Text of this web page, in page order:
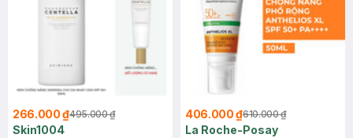
266.000 ₫495.000 ₫
Skin1004
406.000 ₫610.000 ₫
La Roche-Posay